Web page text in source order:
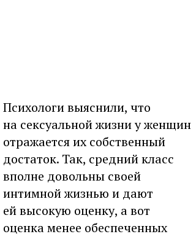
Психологи выяснили, что
на сексуальной жизни у женщин
отражается их собственный
достаток. Так, средний класс
вполне довольны своей
интимной жизнью и дают
ей высокую оценку, а вот
оценка менее обеспеченных